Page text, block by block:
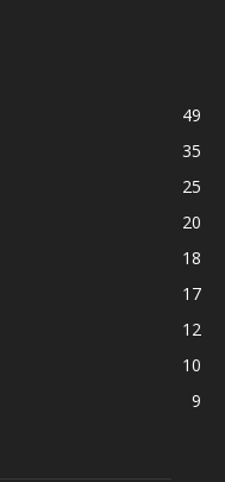
49
35
25
20
18
17
12
10
9